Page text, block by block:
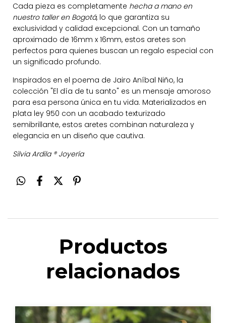
Cada pieza es completamente hecha a mano en
nuestro taller en Bogotá, lo que garantiza su
exclusividad y calidad excepcional. Con un tamaño
aproximado de 16mm x 16mm, estos aretes son
perfectos para quienes buscan un regalo especial con
un significado profundo.
Inspirados en el poema de Jairo Aníbal Niño, la
colección "El día de tu santo" es un mensaje amoroso
para esa persona única en tu vida. Materializados en
plata ley 950 con un acabado texturizado
semibrillante, estos aretes combinan naturaleza y
elegancia en un diseño que cautiva.
Silvia Ardila ® Joyería
Productos
relacionados